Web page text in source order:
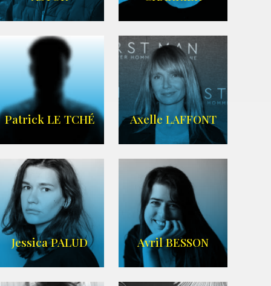
IMDB Imdb,Wikipedia
Patrick LE TCHÉ Axelle LAFFONT
Imdb,Wikipedia
Jessica PALUD Avril BESSON